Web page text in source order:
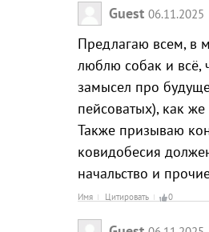
Guest 06.11.2025
Предлагаю всем, в
люблю собак и всё,
замысел про
пейсоватых), как же
Также призываю
ковидобесия
начальство и
Имя Цитировать 0